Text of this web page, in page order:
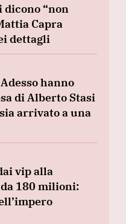
“non
Capra
dettagli
hanno
di Alberto Stasi
arrivato a una
vip alla
180 milioni: